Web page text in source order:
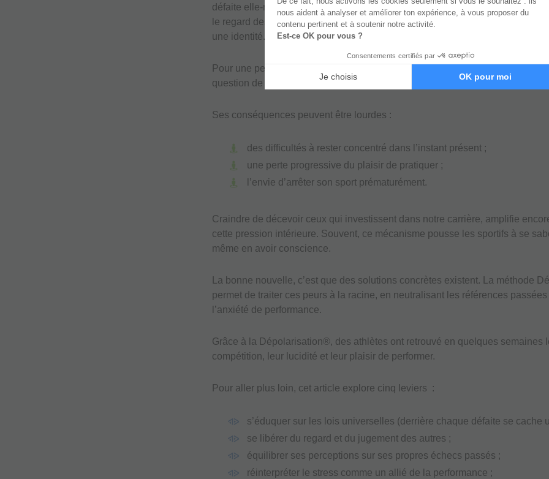
défaite elle-même. Elle est presque toujours liée aux conséquences
le regard des autres, la déception des proches, ou encore la remise en
une identité.
Pour une personne qui se focalise uniquement sur le résultat, gagner ou
question de survie émotionnelle.
Ses conséquences peuvent être lourdes :
des difficultés à rester concentré dans l’instant présent ;
une perte progressive du plaisir de pratiquer ;
l’envie d’arrêter son sport prématurément.
Craindre de décevoir ceux qui investissent dans notre carrière, amplifie
cette pression intérieure. Souvent, ce mécanisme pousse les sportifs à se
même en avoir conscience.
La bonne nouvelle, c’est que des solutions concrètes existent. La méthode
permet de traiter ces peurs à la racine, en neutralisant les références
l’anxiété de performance.
Grâce à la Dépolarisation®, des athlètes ont retrouvé en quelques semaines
compétition, leur lucidité et leur plaisir de performer.
Pour aller plus loin, cet article explore cinq leviers :
s’éduquer sur les lois universelles (derrière chaque défaite se cache
se libérer du regard et du jugement des autres ;
équilibrer ses perceptions sur ses propres échecs passés ;
réinterpréter le stress comme un allié de la performance ;